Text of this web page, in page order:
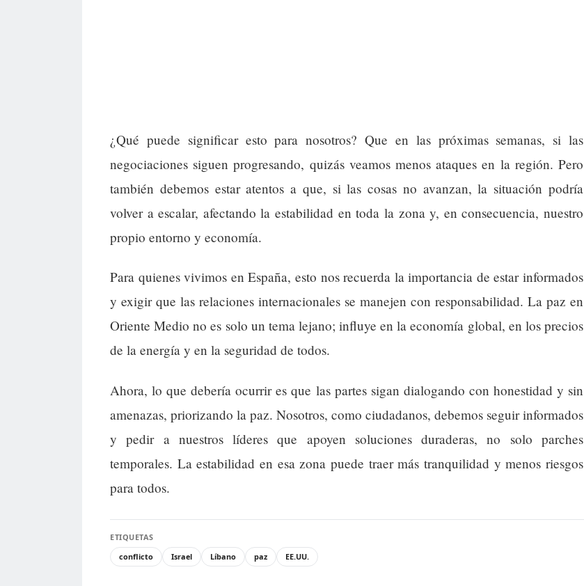
¿Qué puede significar esto para nosotros? Que en las próximas semanas, si las
negociaciones siguen progresando, quizás veamos menos ataques en la región. Pero
también debemos estar atentos a que, si las cosas no avanzan, la situación podría
volver a escalar, afectando la estabilidad en toda la zona y, en consecuencia, nuestro
propio entorno y economía.
Para quienes vivimos en España, esto nos recuerda la importancia de estar informados
y exigir que las relaciones internacionales se manejen con responsabilidad. La paz en
Oriente Medio no es solo un tema lejano; influye en la economía global, en los precios
de la energía y en la seguridad de todos.
Ahora, lo que debería ocurrir es que las partes sigan dialogando con honestidad y sin
amenazas, priorizando la paz. Nosotros, como ciudadanos, debemos seguir informados
y pedir a nuestros líderes que apoyen soluciones duraderas, no solo parches
temporales. La estabilidad en esa zona puede traer más tranquilidad y menos riesgos
para todos.
ETIQUETAS
conflicto
Israel Líbano paz EE.UU.